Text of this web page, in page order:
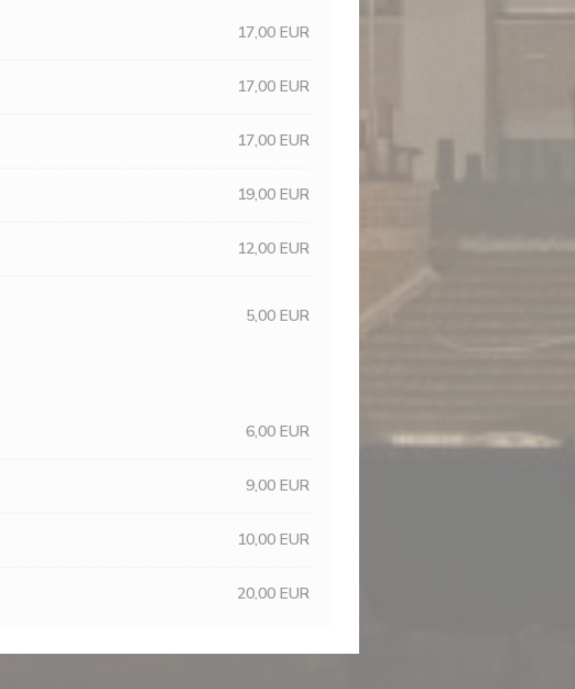
17,00 EUR
17,00 EUR
17,00 EUR
19,00 EUR
12,00 EUR
5,00 EUR
6,00 EUR
9,00 EUR
10,00 EUR
20,00 EUR